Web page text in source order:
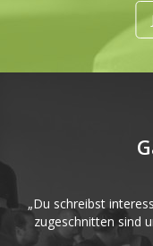
„Du schreibst
zugeschnitten sind